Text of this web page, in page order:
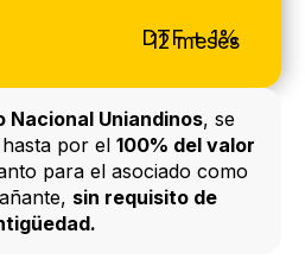
DTF + 1%
12 meses
Nacional Uniandinos, se
por el 100% del valor
para el asociado como
sin requisito de